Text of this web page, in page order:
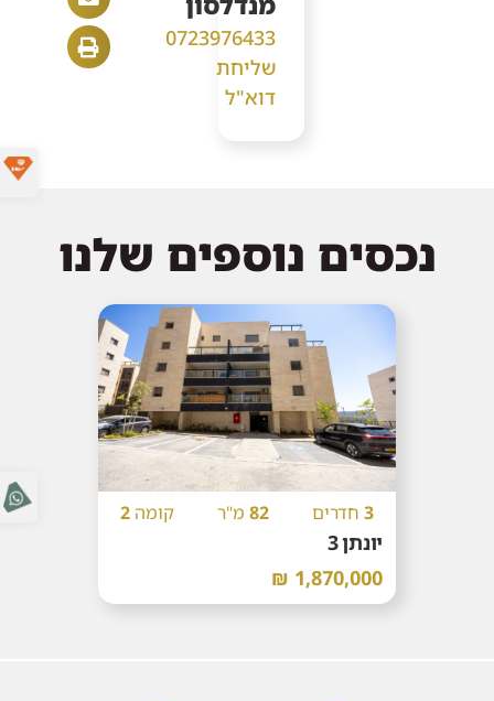
0723976433
שליחת
דוא"ל
נכסים נוספים שלנו
3 חדרים 82 מ"ר קומה2
יונתן 3
1,870,000 ₪